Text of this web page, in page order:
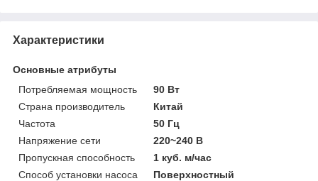
Характеристики
Основные атрибуты
Потребляемая мощность
90 Вт
Страна производитель
Китай
Частота
50 Гц
Напряжение сети
220~240 В
Пропускная способность
1 куб. м/час
Способ установки насоса
Поверхностный